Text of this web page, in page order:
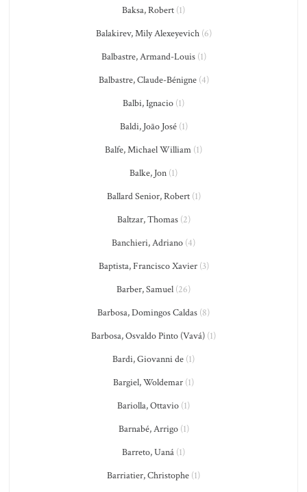
Baksa, Robert (1)
Balakirev, Mily Alexeyevich(6)
Balbastre, Armand-Louis(1)
Balbastre, Claude-Bénigne(4)
Balbi, Ignacio (1)
Baldi, João José(1)
Balfe, Michael William (1)
Balke, Jon (1)
Ballard Senior, Robert(1)
Baltzar, Thomas(2)
Banchieri, Adriano (4)
Baptista, Francisco Xavier(3)
Barber, Samuel (26)
Barbosa, Domingos Caldas (8)
Barbosa, Osvaldo Pinto (Vavá) (1)
Bardi, Giovanni de (1)
Bargiel, Woldemar (1)
Bariolla, Ottavio (1)
Barnabé, Arrigo(1)
Barreto, Uaná (1)
Barriatier, Christophe (1)